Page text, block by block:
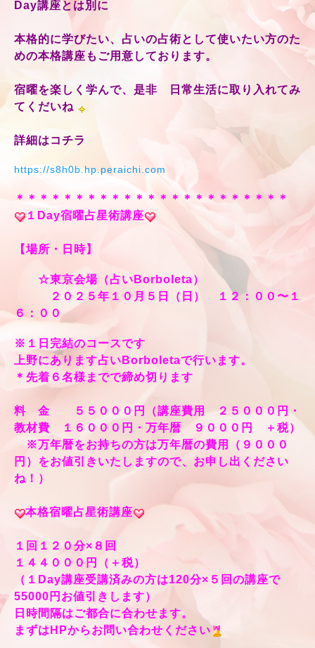
Day講座とは別に
本格的に学びたい、占いの占術として使いたい方のた
めの本格講座もご用意しております。
宿曜を楽しく学んで、是非 日常生活に取り入れてみ
てくだいね
詳細はコチラ
https://s8h0b.hp.peraichi.com
＊＊＊＊＊＊＊＊＊＊＊＊＊＊＊＊＊＊＊＊＊＊＊
１Day宿曜占星術講座
【場所・日時】
☆東京会場（占いBorboleta）
２０２５年１０月５日（日） １２：００〜１
６：００
※１日完結のコースです
上野にあります占いBorboletaで行います。
＊先着６名様までで締め切ります
料 金 ５５０００円（講座費用 ２５０００円・
教材費 １６０００円・万年暦 ９０００円 ＋税）
※万年暦をお持ちの方は万年暦の費用（９０００
円）をお値引きいたしますので、お申し出ください
ね！）
本格宿曜占星術講座
１回１２０分×８回
１４４０００円（＋税）
（１Day講座受講済みの方は120分×５回の講座で
55000円お値引きします）
日時間隔はご都合に合わせます。
まずはHPからお問い合わせください